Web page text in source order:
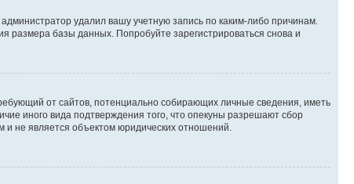
удалил вашу учетную запись по каким-либо причинам.
размера базы данных. Попробуйте зарегистрироваться снова и
от сайтов, потенциально собирающих личные сведения, иметь
иного вида подтверждения того, что опекуны разрешают сбор
не является объектом юридических отношений.